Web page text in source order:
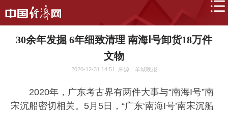
30余年发掘 6年细致清理 南海Ⅰ号卸货18万件
文物
2020-12-31 14:51 来源：羊城晚报
2020年，广东考古界有两件大事与“南海I号”南
宋沉船密切相关。5月5日，“广东‘南海I号’南宋沉船